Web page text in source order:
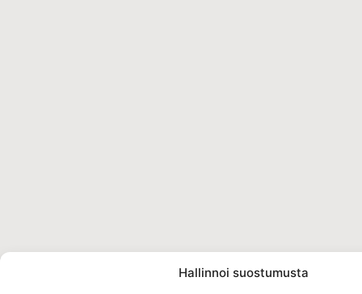
Hallinnoi suostumusta